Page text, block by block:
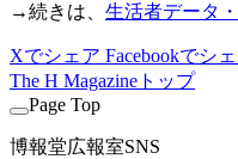
→続きは、 生活者データ
Xでシェア Facebookでシ
The H Magazineトップ
Page Top
博報堂広報室SNS